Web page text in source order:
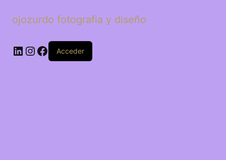
ojozurdo fotografia y diseño
LinkedIn
Instagram
Facebook
Acceder